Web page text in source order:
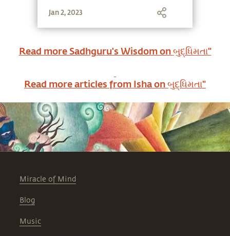
Jan 2, 2023
Read more Sadhguru's Wisdom onબુદ્ધિમતા"
Read more articles from Isha onબુદ્ધિમતા"
Miracle of Mind
Blog
Music